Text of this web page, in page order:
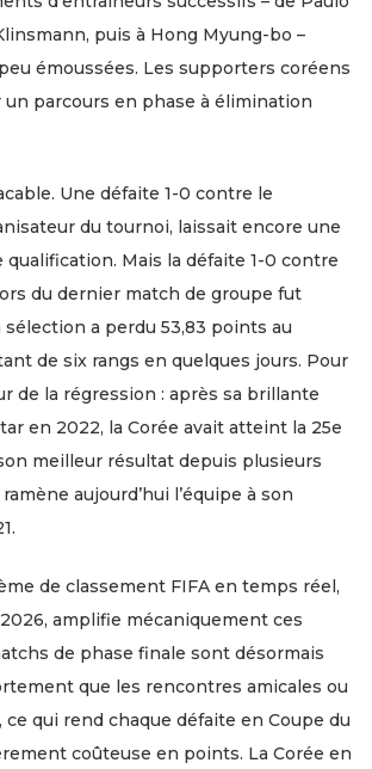
puis à Hong Myung-bo –
émoussées. Les supporters coréens
parcours en phase à élimination
Une défaite 1-0 contre le
du tournoi, laissait encore une
qualification. Mais la défaite 1-0 contre
du dernier match de groupe fut
sélection a perdu 53,83 points au
de six rangs en quelques jours. Pour
de la régression : après sa brillante
en 2022, la Corée avait atteint la 25e
meilleur résultat depuis plusieurs
aujourd’hui l’équipe à son
de classement FIFA en temps réel,
amplifie mécaniquement ces
de phase finale sont désormais
que les rencontres amicales ou
qui rend chaque défaite en Coupe du
coûteuse en points. La Corée en